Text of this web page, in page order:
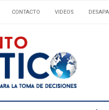
CONTACTO VIDEOS